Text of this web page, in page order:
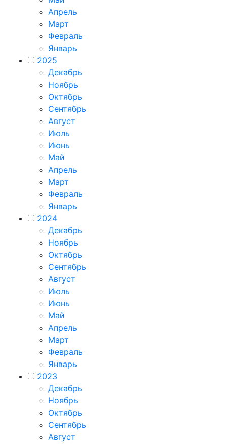
Апрель
Март
Февраль
Январь
2025
Декабрь
Ноябрь
Октябрь
Сентябрь
Август
Июль
Июнь
Май
Апрель
Март
Февраль
Январь
2024
Декабрь
Ноябрь
Октябрь
Сентябрь
Август
Июль
Июнь
Май
Апрель
Март
Февраль
Январь
2023
Декабрь
Ноябрь
Октябрь
Сентябрь
Август